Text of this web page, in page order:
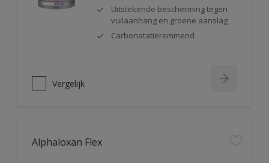
Uitstekende bescherming tegen
vuilaanhang en groene aanslag
Carbonatatieremmend
Vergelijk
Alphaloxan Flex